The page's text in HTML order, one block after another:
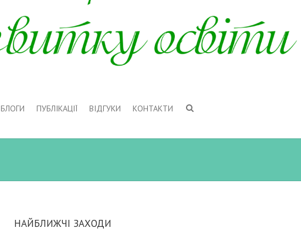
БЛОГИ ПУБЛІКАЦІЇ ВІДГУКИ КОНТАКТИ
НАЙБЛИЖЧІ ЗАХОДИ